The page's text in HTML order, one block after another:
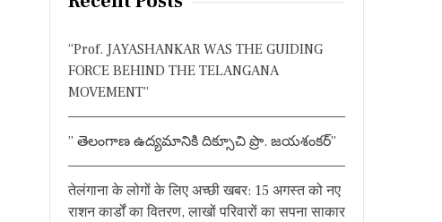
“Prof. JAYASHANKAR WAS THE GUIDING
FORCE BEHIND THE TELANGANA
MOVEMENT”
” తెలంగాణ ఉద్యమానికి దిక్సూచి ప్రొ. జయశంకర్”
तेलंगाना के लोगों के लिए अच्छी खबर: 15 अगस्त को नए
राशन कार्डों का वितरण, लाखों परिवारों का सपना साकार